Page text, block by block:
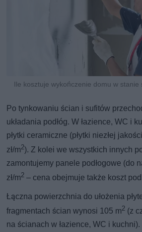
Ile kosztuje wykończenie domu w stanie
Po tynkowaniu ścian i sufitów
układania podłóg. W łazience, WC i
płytki ceramiczne (płytki niezłej
zł/m2). Z kolei we wszystkich innych
zamontujemy panele podłogowe (do
zł/m2 – cena obejmuje także koszt
Łączna powierzchnia do ułożenia
fragmentach ścian wynosi 105 m2 (z
na ścianach w łazience, WC i